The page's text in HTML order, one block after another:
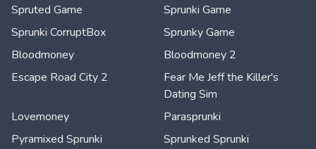
Spruted Game
Sprunki Game
Sprunki CorruptBox
Sprunky Game
Bloodmoney
Bloodmoney 2
Escape Road City 2
Fear Me Jeff the Killer's
Dating Sim
Lovemoney
Parasprunki
Pyramixed Sprunki
Sprunked Sprunki